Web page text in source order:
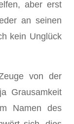
aber erst
an seinen
kein Unglück
von der
Grausamkeit
Namen des